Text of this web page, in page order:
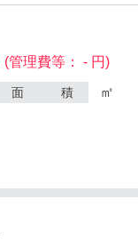
(管理費等： - 円)
面 積 ㎡